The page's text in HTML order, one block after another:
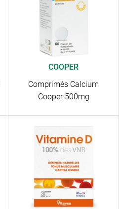
COOPER
Comprimés Calcium
Cooper 500mg